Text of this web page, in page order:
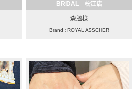
BRIDAL 松江店
森脇様
Brand：ROYAL ASSCHER